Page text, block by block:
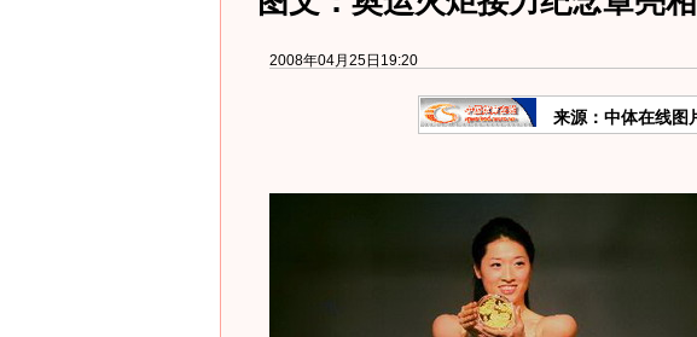
2008年04月25日19:20
来源：中体在线图